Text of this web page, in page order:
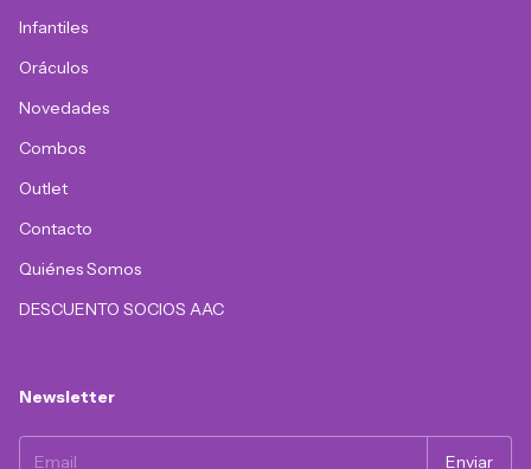
Infantiles
Oráculos
Novedades
Combos
Outlet
Contacto
Quiénes Somos
DESCUENTO SOCIOS AAC
Newsletter